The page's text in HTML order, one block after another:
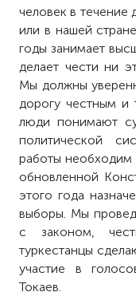
человек в течение
или в нашей
годы занимает
делает чести ни
Мы должны
дорогу честным и
люди понимают
политической
работы необходим
обновленной
этого года
выборы. Мы
с законом,
туркестанцы
участие в
Токаев.